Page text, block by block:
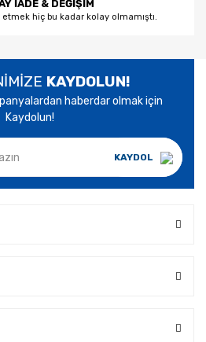
İADE & DEĞİŞİM
etmek hiç bu kadar kolay olmamıştı.
KAYDOLUN!
haberdar olmak için
Kaydolun!
KAYDOL